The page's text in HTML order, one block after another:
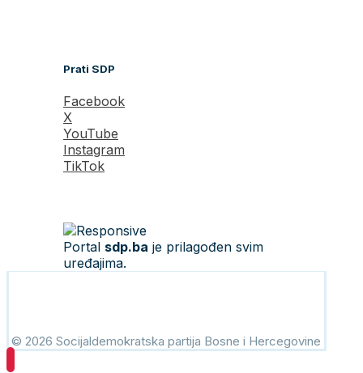
Prati SDP
Facebook
X
YouTube
Instagram
TikTok
Portal sdp.ba je prilagođen svim
uređajima.
© 2026 Socijaldemokratska partija Bosne i Hercegovine